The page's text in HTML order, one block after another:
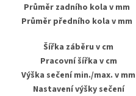
Průměr zadního kola v mm
Průměr předního kola v mm
Šířka záběru v cm
Pracovní šířka v cm
Výška sečení min./max. v mm
Nastavení výšky sečení